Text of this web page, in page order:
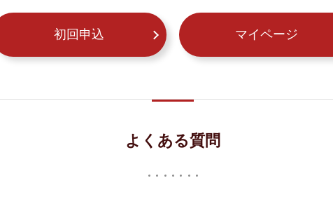
初回申込 マイページ
よくある質問